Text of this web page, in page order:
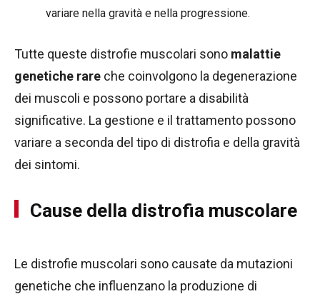
variare nella gravità e nella progressione.
Tutte queste distrofie muscolari sono malattie
genetiche rare che coinvolgono la degenerazione
dei muscoli e possono portare a disabilità
significative. La gestione e il trattamento possono
variare a seconda del tipo di distrofia e della gravità
dei sintomi.
Cause della distrofia muscolare
Le distrofie muscolari sono causate da mutazioni
genetiche che influenzano la produzione di